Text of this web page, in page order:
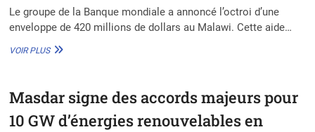
Le groupe de la Banque mondiale a annoncé l’octroi d’une
enveloppe de 420 millions de dollars au Malawi. Cette aide…
VOIR PLUSMALAWI
MONDIALE
420
Masdar signe des accords majeurs pour
10 GW d’énergies renouvelables en